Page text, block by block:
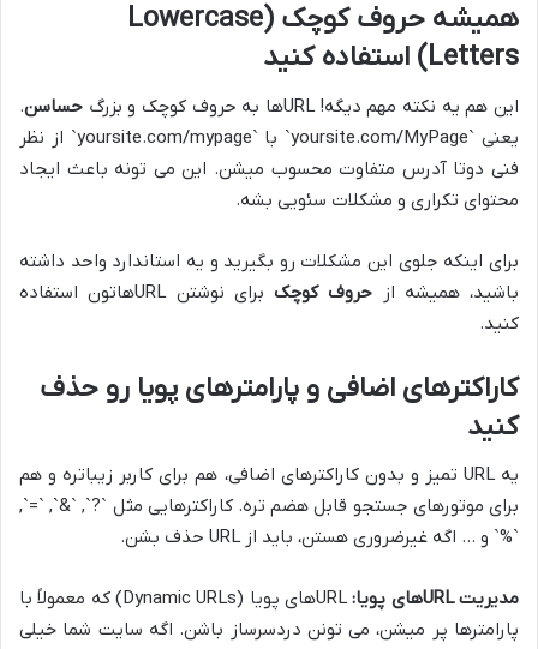
همیشه حروف کوچک (Lowercase
Letters) استفاده کنید
این هم یه نکته مهم دیگه! URLها به حروف کوچک و بزرگ حساسن.
یعنی `yoursite.com/MyPage` با `yoursite.com/mypage` از نظر
فنی دوتا آدرس متفاوت محسوب میشن. این می تونه باعث ایجاد
محتوای تکراری و مشکلات سئویی بشه.
برای اینکه جلوی این مشکلات رو بگیرید و یه استاندارد واحد داشته
باشید، همیشه از حروف کوچک
برای نوشتن URLهاتون استفاده
کنید.
کاراکترهای اضافی و پارامترهای پویا رو حذف
کنید
یه URL تمیز و بدون کاراکترهای اضافی، هم برای کاربر زیباتره و هم
برای موتورهای جستجو قابل هضم تره. کاراکترهایی مثل `?`, `&`, `=`,
`%` و … اگه غیرضروری هستن، باید از URL حذف بشن.
مدیریت URLهای پویا:
URLهای پویا (Dynamic URLs) که معمولاً با
پارامترها پر میشن، می تونن دردسرساز باشن. اگه سایت شما خیلی